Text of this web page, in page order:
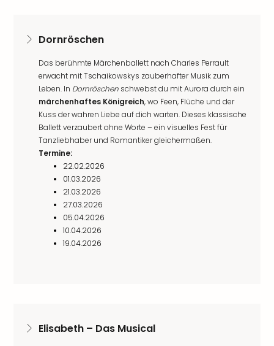
Dornröschen
Das berühmte Märchenballett nach Charles Perrault
erwacht mit Tschaikowskys zauberhafter Musik zum
Leben. In Dornröschen schwebst du mit Aurora durch ein
märchenhaftes Königreich, wo Feen, Flüche und der
Kuss der wahren Liebe auf dich warten. Dieses klassische
Ballett verzaubert ohne Worte – ein visuelles Fest für
Tanzliebhaber und Romantiker gleichermaßen.
Termine:
22.02.2026
01.03.2026
21.03.2026
27.03.2026
05.04.2026
10.04.2026
19.04.2026
Elisabeth – Das Musical